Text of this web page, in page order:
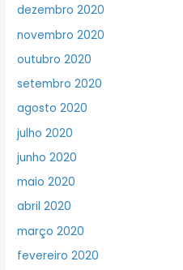
dezembro 2020
novembro 2020
outubro 2020
setembro 2020
agosto 2020
julho 2020
junho 2020
maio 2020
abril 2020
março 2020
fevereiro 2020